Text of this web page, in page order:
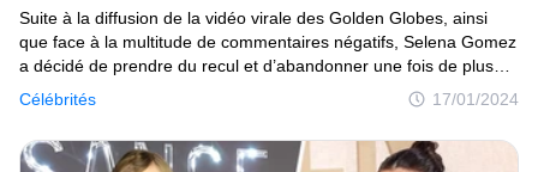
Célébrités 17/01/2024
Suite à la diffusion de la vidéo virale des Golden Globes, ainsi
que face à la multitude de commentaires négatifs, Selena Gomez
a décidé de prendre du recul et d’abandonner une fois de plus
les réseaux sociaux.